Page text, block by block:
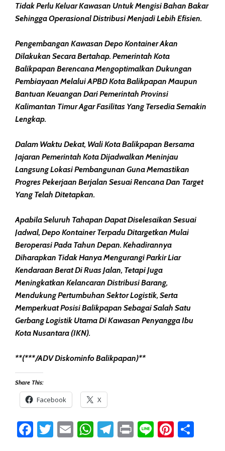
Tidak Perlu Keluar Kawasan Untuk Mengisi Bahan Bakar
Sehingga Operasional Distribusi Menjadi Lebih Efisien.
Pengembangan Kawasan Depo Kontainer Akan
Dilakukan Secara Bertahap. Pemerintah Kota
Balikpapan Berencana Mengoptimalkan Dukungan
Pembiayaan Melalui APBD Kota Balikpapan Maupun
Bantuan Keuangan Dari Pemerintah Provinsi
Kalimantan Timur Agar Fasilitas Yang Tersedia Semakin
Lengkap.
Dalam Waktu Dekat, Wali Kota Balikpapan Bersama
Jajaran Pemerintah Kota Dijadwalkan Meninjau
Langsung Lokasi Pembangunan Guna Memastikan
Progres Pekerjaan Berjalan Sesuai Rencana Dan Target
Yang Telah Ditetapkan.
Apabila Seluruh Tahapan Dapat Diselesaikan Sesuai
Jadwal, Depo Kontainer Terpadu Ditargetkan Mulai
Beroperasi Pada Tahun Depan. Kehadirannya
Diharapkan Tidak Hanya Mengurangi Parkir Liar
Kendaraan Berat Di Ruas Jalan, Tetapi Juga
Meningkatkan Kelancaran Distribusi Barang,
Mendukung Pertumbuhan Sektor Logistik, Serta
Memperkuat Posisi Balikpapan Sebagai Salah Satu
Gerbang Logistik Utama Di Kawasan Penyangga Ibu
Kota Nusantara (IKN).
**(***/ADV Diskominfo Balikpapan)**
Share This:
Facebook X
Facebook
Twitter
EmailWhatsApp
Telegram
PrintLine